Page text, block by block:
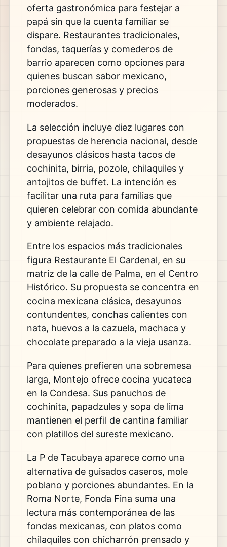
oferta gastronómica para festejar a
papá sin que la cuenta familiar se
dispare. Restaurantes tradicionales,
fondas, taquerías y comederos de
barrio aparecen como opciones para
quienes buscan sabor mexicano,
porciones generosas y precios
moderados.
La selección incluye diez lugares con
propuestas de herencia nacional, desde
desayunos clásicos hasta tacos de
cochinita, birria, pozole, chilaquiles y
antojitos de buffet. La intención es
facilitar una ruta para familias que
quieren celebrar con comida abundante
y ambiente relajado.
Entre los espacios más tradicionales
figura Restaurante El Cardenal, en su
matriz de la calle de Palma, en el Centro
Histórico. Su propuesta se concentra en
cocina mexicana clásica, desayunos
contundentes, conchas calientes con
nata, huevos a la cazuela, machaca y
chocolate preparado a la vieja usanza.
Para quienes prefieren una sobremesa
larga, Montejo ofrece cocina yucateca
en la Condesa. Sus panuchos de
cochinita, papadzules y sopa de lima
mantienen el perfil de cantina familiar
con platillos del sureste mexicano.
La P de Tacubaya aparece como una
alternativa de guisados caseros, mole
poblano y porciones abundantes. En la
Roma Norte, Fonda Fina suma una
lectura más contemporánea de las
fondas mexicanas, con platos como
chilaquiles con chicharrón prensado y